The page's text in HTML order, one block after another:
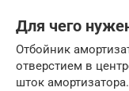
Для чего
Отбойник
отверстием в
шток